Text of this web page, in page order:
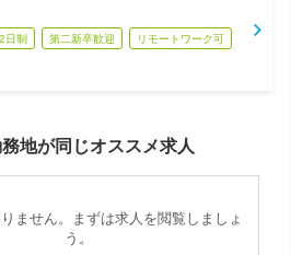
日制 第二新卒歓迎 リモートワーク可
地が同じオススメ求人
ません。まずは求人を閲覧しましょ
う。